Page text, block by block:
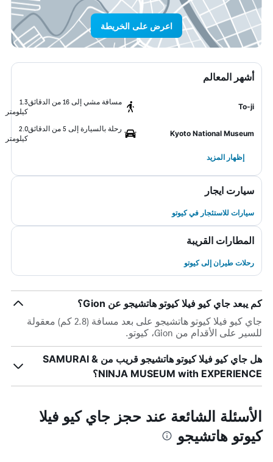
اعرض على الخريطة
أشهر المعالم
To-ji
مسافة مشي إلى 16 من الدقائق
1.3
كيلومتر
Kyoto National Museum
رحلة بالسيارة إلى 5 من الدقائق
2.0
كيلومتر
إظهار المزيد
سيارت ايجار
سيارات للاستئجار في كيوتو
المطارات القريبة
رحلات طيران إلى كيوتو
كم يبعد جاي كيو فيلا كيوتو هاتشيجو عن Gion؟
جاي كيو فيلا كيوتو هاتشيجو على بعد مسافة (2.8 كم) معقولة
للسير على الأقدام من Gion، كيوتو.
هل جاي كيو فيلا كيوتو هاتشيجو قريب من SAMURAI &
NINJA MUSEUM with EXPERIENCE؟
الأسئلة الشائعة عند حجز جاي كيو فيلا
كيوتو هاتشيجو